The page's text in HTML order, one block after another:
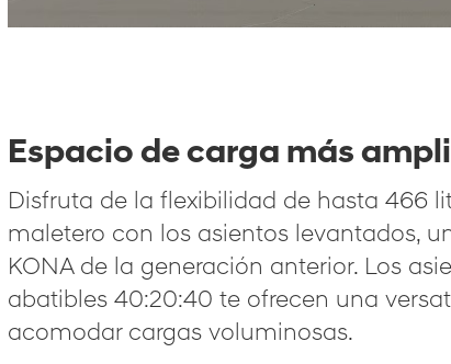
Espacio de carga más
Disfruta de la flexibilidad de hasta 466
maletero con los asientos levantados,
KONA de la generación anterior. Los
abatibles 40:20:40 te ofrecen una
acomodar cargas voluminosas.